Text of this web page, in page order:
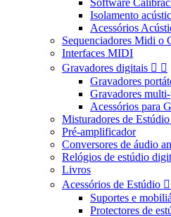
Software
Isolamento
Acessórios
Sequenciadores Midi o
Interfaces MIDI
Gravadores digitais  
Gravadores
Gravadores
Acessórios para
Misturadores de
Pré-amplificador
Conversores de áudio
Relógios de estúdio
Livros
Acessórios de Estúdio 
Suportes e
Protectores de